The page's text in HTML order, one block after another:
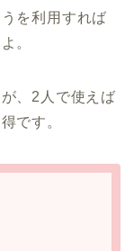
を利用すれば
。
、2人で使えば
です。